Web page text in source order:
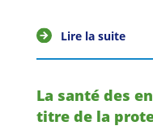
Lire la suite
La santé des
titre de la